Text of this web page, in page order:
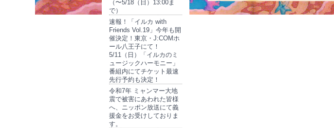
（〜5/18（日）13:00ま
で）
速報！「イルカ with
Friends Vol.19」今年も開
催決定！東京・J:COMホ
ール八王子にて！
5/11（日）「イルカのミ
ュージックハーモニー」
番組内にてチケット最速
先行予約も決定！
令和7年 ミャンマー大地
震で被害にあわれた皆様
へ、ニッポン放送にて義
援金をお受けしておりま
す。